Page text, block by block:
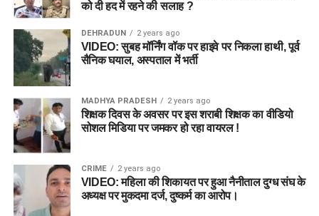
को दी हद में रहने की सलाह ?
DEHRADUN 2 years ago
VIDEO: सुबह मॉर्निंग वॉक पर हाइवे पर निकला हाथी, पूर्व
सैनिक घयाल, अस्पताल में भर्ती
MADHYA PRADESH 2 years ago
शिक्षक दिवस के अवसर पर इस शराबी शिक्षक का वीडियो
सोशल मिडिया पर जमकर हो रहा वायरल !
CRIME 2 years ago
VIDEO: महिला की शिकायत पर हुआ नैनीताल दुग्ध संघ के
अध्यक्ष पर मुकदमा दर्ज, दुष्कर्म का आरोप।